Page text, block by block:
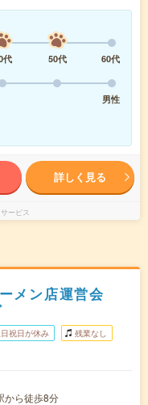
代 50代
60代
男性
詳しく見る
ービス
メン店運営会
日祝日が休み 残業なし
から徒歩8分